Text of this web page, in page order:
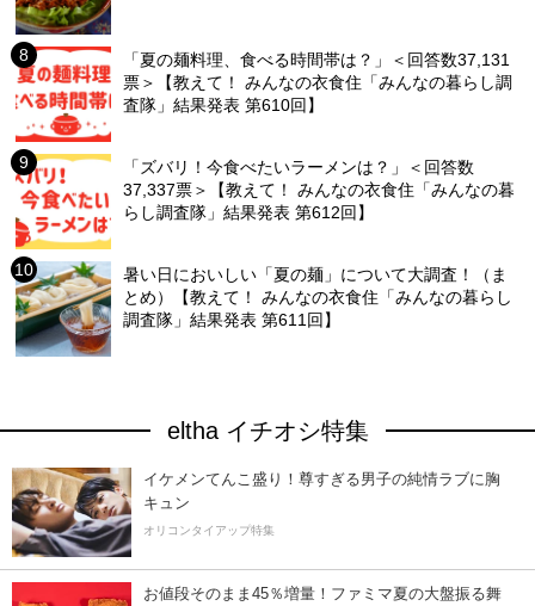
「夏の麺料理、食べる時間帯は？」＜回答数37,131
票＞【教えて！ みんなの衣食住「みんなの暮らし調
査隊」結果発表 第610回】
「ズバリ！今食べたいラーメンは？」＜回答数
37,337票＞【教えて！ みんなの衣食住「みんなの暮
らし調査隊」結果発表 第612回】
暑い日においしい「夏の麺」について大調査！（ま
とめ）【教えて！ みんなの衣食住「みんなの暮らし
調査隊」結果発表 第611回】
eltha イチオシ特集
イケメンてんこ盛り！尊すぎる男子の純情ラブに胸
キュン
オリコンタイアップ特集
お値段そのまま45％増量！ファミマ夏の大盤振る舞